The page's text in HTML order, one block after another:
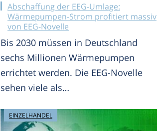
Abschaffung der EEG-Umlage:
Wärmepumpen-Strom profitiert massiv
von EEG-Novelle
Bis 2030 müssen in Deutschland
sechs Millionen Wärmepumpen
errichtet werden. Die EEG-Novelle
sehen viele als…
EINZELHANDEL